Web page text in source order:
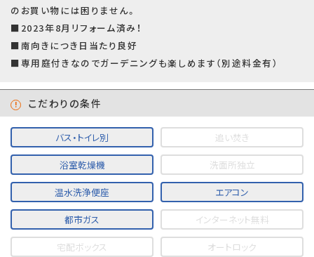
のお買い物には困りません。
■2023年8月リフォーム済み！
■南向きにつき日当たり良好
■専用庭付きなのでガーデニングも楽しめます（別途料金有）
こだわりの条件
バス・トイレ別 追い焚き
浴室乾燥機 洗面所独立
温水洗浄便座 エアコン
都市ガス インターネット無料
宅配ボックス オートロック